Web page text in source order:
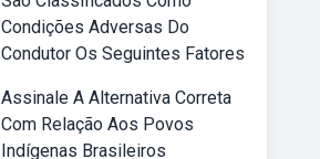
Condições Adversas Do
Condutor Os Seguintes Fatores
Assinale A Alternativa Correta
Com Relação Aos Povos
Indígenas Brasileiros